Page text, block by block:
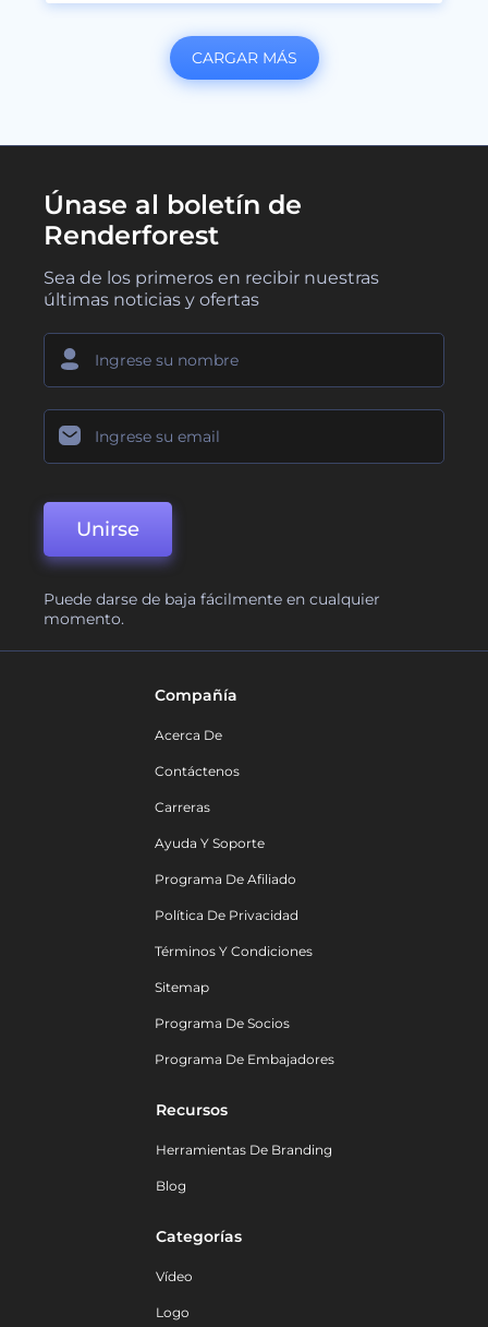
CARGAR MÁS
Únase al boletín de
Renderforest
Sea de los primeros en recibir nuestras
últimas noticias y ofertas
Unirse
Puede darse de baja fácilmente en cualquier
momento.
Compañía
Acerca De
Contáctenos
Carreras
Ayuda Y Soporte
Programa De Afiliado
Política De Privacidad
Términos Y Condiciones
Sitemap
Programa De Socios
Programa De Embajadores
Recursos
Herramientas De Branding
Blog
Categorías
Vídeo
Logo